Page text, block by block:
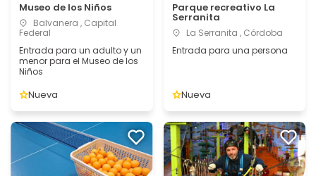
Museo de los Niños
Balvanera , Capital
Federal
Entrada para un adulto y un
menor para el Museo de los
Niños
Nueva
Parque recreativo La
Serranita
La Serranita , Córdoba
Entrada para una persona
Nueva